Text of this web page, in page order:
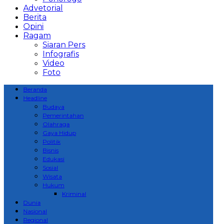
Advetorial
Berita
Opini
Ragam
Siaran Pers
Infografis
Video
Foto
Beranda
Headline
Budaya
Pemerintahan
Olahraga
Gaya Hidup
Politik
Bisnis
Edukasi
Sosial
Wisata
Hukum
Kriminal
Dunia
Nasional
Regional